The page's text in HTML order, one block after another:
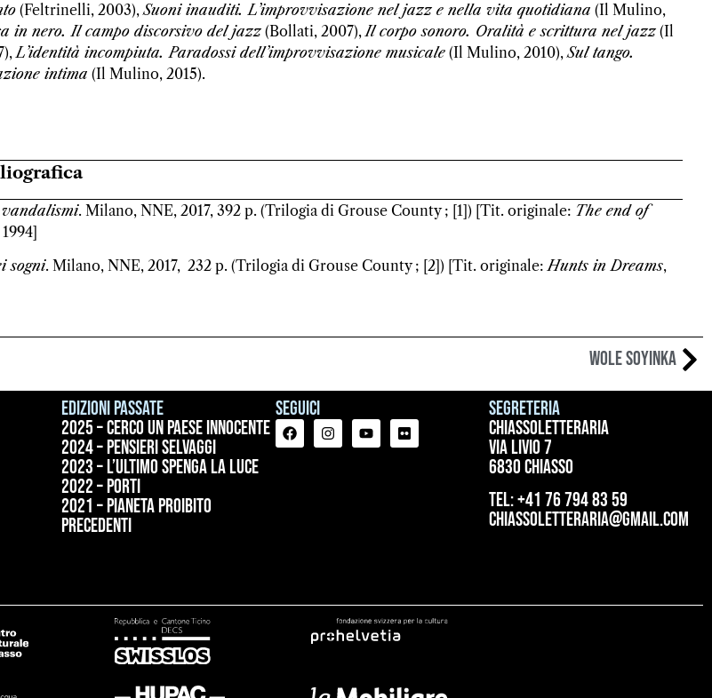
(Feltrinelli, 2003),Suoni inauditi. L’improvvisazione nel jazz e nella vita quotidiana (Il Mulino,
in nero. Il campo discorsivo del jazz(Bollati, 2007),Il corpo sonoro. Oralità e scrittura nel jazz(Il
L’identità incompiuta. Paradossi dell’improvvisazione musicale(Il Mulino, 2010),Sul tango.
intima (Il Mulino, 2015).
. Milano, NNE, 2017, 392 p. (Trilogia di Grouse County ; [1]) [Tit. originale: The end of
1994]
sogni. Milano, NNE, 2017, 232 p. (Trilogia di Grouse County ; [2]) [Tit. originale: Hunts in Dreams,
Wole Soyinka
Edizioni passate
2025 – Cerco un paese innocente
2024 – Pensieri selvaggi
2023 – L’ultimo spenga la luce
2022 – Porti
2021 – Pianeta proibito
precedenti
Seguici
Segreteria
ChiassoLetteraria
Via Livio 7
6830 Chiasso
tel: +41 76 794 83 59
chiassoletteraria@gmail.com